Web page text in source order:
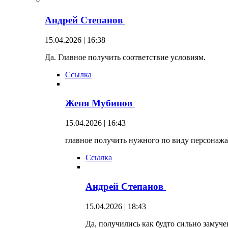
Андрей Степанов
15.04.2026 | 16:38
Да. Главное получить соответствие условиям.
Ссылка
Женя Мубинов
15.04.2026 | 16:43
главное получить нужного по виду
Ссылка
Андрей Степанов
15.04.2026 | 18:43
Да, получились как будто сильно